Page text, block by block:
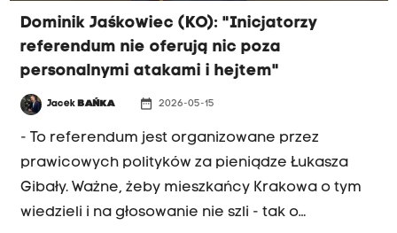
Dominik Jaśkowiec (KO): "Inicjatorzy
referendum nie oferują nic poza
personalnymi atakami i hejtem"
Jacek BAŃKA date_range 2026-05-15
- To referendum jest organizowane przez
prawicowych polityków za pieniądze Łukasza
Gibały. Ważne, żeby mieszkańcy Krakowa o tym
wiedzieli i na głosowanie nie szli - tak o